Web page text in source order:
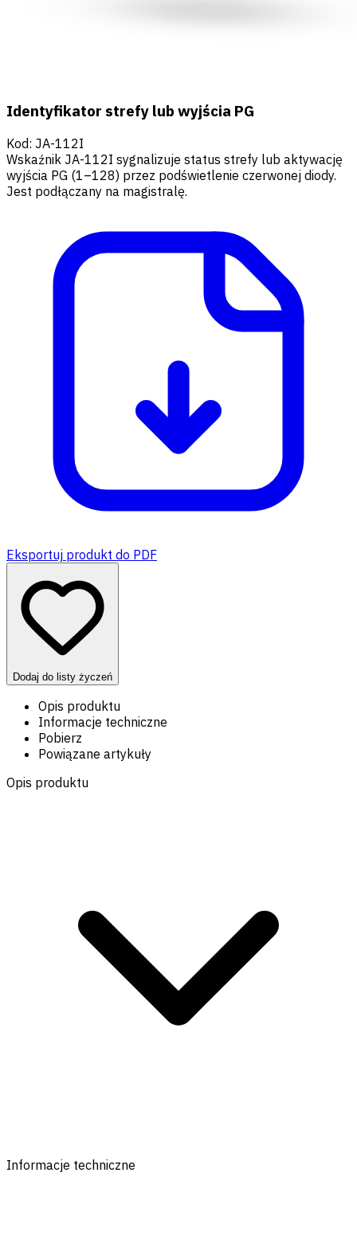
Identyfikator strefy lub wyjścia PG
Kod: JA-112I
Wskaźnik JA-112I sygnalizuje status strefy lub aktywację
wyjścia PG (1–128) przez podświetlenie czerwonej diody.
Jest podłączany na magistralę.
Eksportuj produkt do PDF
Dodaj do listy życzeń
Opis produktu
Informacje techniczne
Pobierz
Powiązane artykuły
Opis produktu
Informacje techniczne